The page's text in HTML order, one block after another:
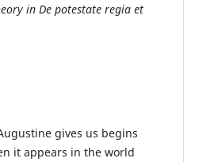
in De potestate regia et
gives us begins
it appears in the world